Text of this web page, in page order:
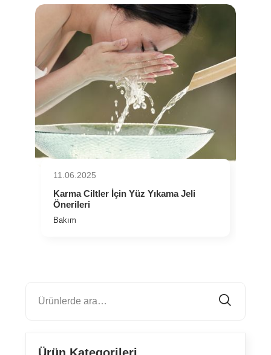
11.06.2025
⁠Karma Ciltler İçin Yüz Yıkama Jeli
Önerileri
Bakım